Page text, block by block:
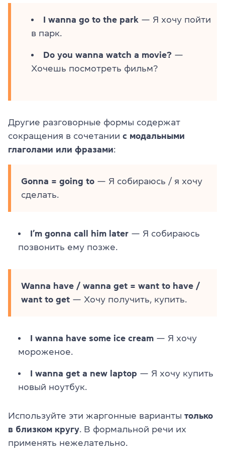
I wanna go to the park — Я хочу пойти
в парк.
Do you wanna watch a movie? —
Хочешь посмотреть фильм?
Другие разговорные формы содержат
сокращения в сочетании с модальными
глаголами или фразами:
Gonna = going to — Я собираюсь / я хочу
сделать.
I’m gonna call him later — Я собираюсь
позвонить ему позже.
Wanna have / wanna get = want to have /
want to get — Хочу получить, купить.
I wanna have some ice cream — Я хочу
мороженое.
I wanna get a new laptop — Я хочу купить
новый ноутбук.
Используйте эти жаргонные варианты только
в близком кругу . В формальной речи их
применять нежелательно.